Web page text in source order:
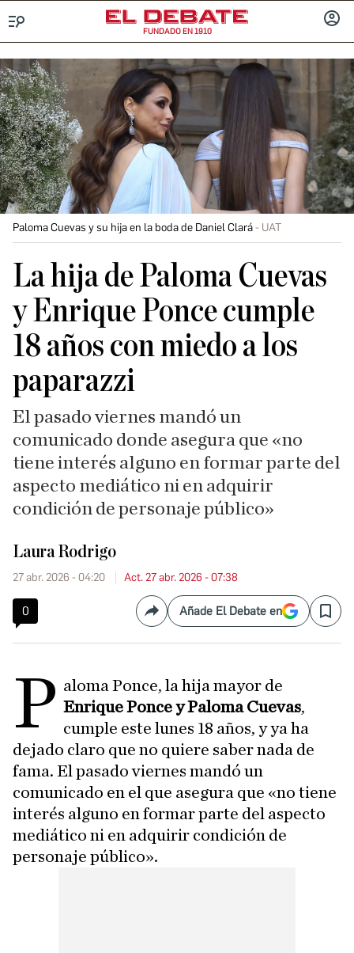
FUNDADO EN 1910
Paloma Cuevas y su hija en la boda de Daniel Clará UAT
La hija de Paloma Cuevas
y Enrique Ponce cumple
18 años con miedo a los
paparazzi
El pasado viernes mandó un
comunicado donde asegura que «no
tiene interés alguno en formar parte del
aspecto mediático ni en adquirir
condición de personaje público»
Laura Rodrigo
27 abr. 2026 - 04:20 Act. 27 abr. 2026 - 07:38
0 CompartirAñade El Debate en Save
P aloma Ponce, la hija mayor de
Enrique Ponce y Paloma Cuevas,
cumple este lunes 18 años, y ya ha
dejado claro que no quiere saber nada de
fama. El pasado viernes mandó un
comunicado en el que asegura que «no tiene
interés alguno en formar parte del aspecto
mediático ni en adquirir condición de
personaje público».